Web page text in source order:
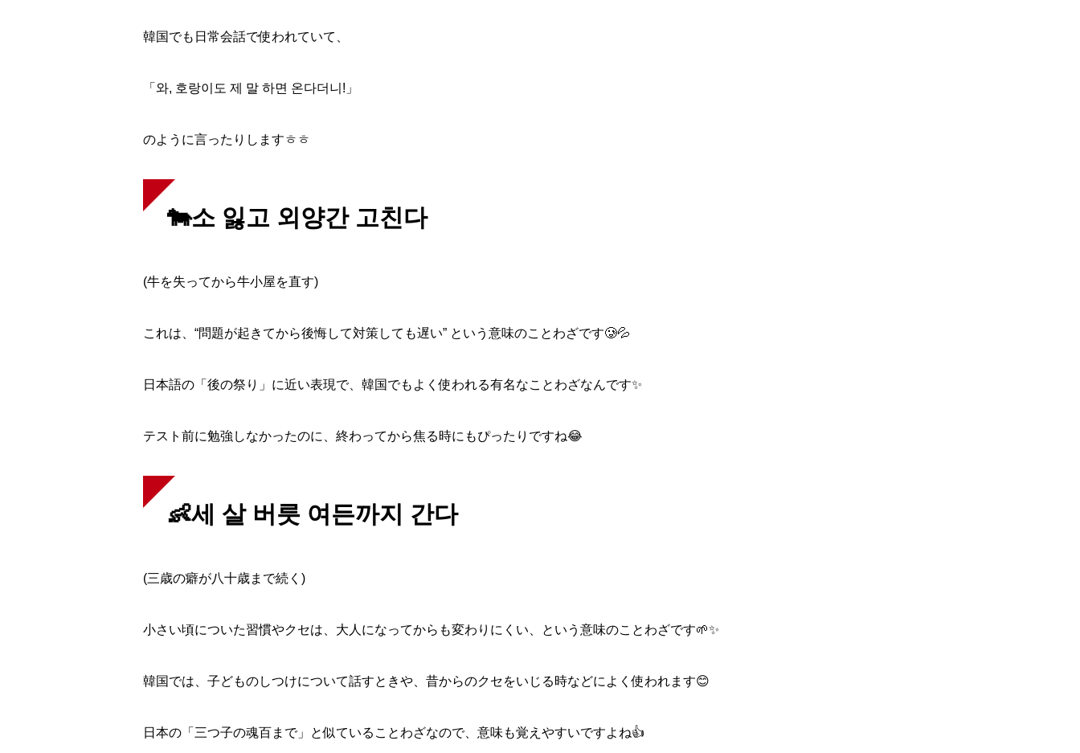
校舎案内
ご入校までの流れ
スケジュール
K Village韓国留学
韓国語お役立ちコラム
韓国でも日常会話で使われていて、
「와, 호랑이도 제 말 하면 온다더니!」
のように言ったりしますㅎㅎ
🐄소 잃고 외양간 고친다
(牛を失ってから牛小屋を直す)
これは、“問題が起きてから後悔して対策しても遅い” という意味のことわざです🥲💦
日本語の「後の祭り」に近い表現で、韓国でもよく使われる有名なことわざなんです✨
テスト前に勉強しなかったのに、終わってから焦る時にもぴったりですね😂
👶세 살 버릇 여든까지 간다
(三歳の癖が八十歳まで続く)
小さい頃についた習慣やクセは、大人になってからも変わりにくい、という意味のことわざです🌱✨
韓国では、子どものしつけについて話すときや、昔からのクセをいじる時などによく使われます😊
日本の「三つ子の魂百まで」と似ていることわざなので、意味も覚えやすいですよね👍